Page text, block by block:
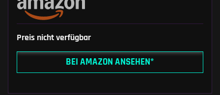
Preis nicht verfügbar
BEI AMAZON ANSEHEN*